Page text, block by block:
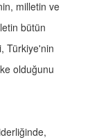
milletin ve
bütün
Türkiye'nin
olduğunu